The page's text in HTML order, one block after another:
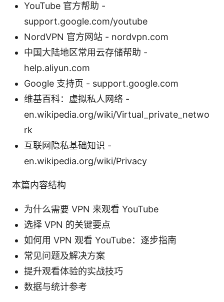
YouTube 官方帮助 -
support.google.com/youtube
NordVPN 官方网站 - nordvpn.com
中国大陆地区常用云存储帮助 -
help.aliyun.com
Google 支持页 - support.google.com
维基百科：虚拟私人网络 -
en.wikipedia.org/wiki/Virtual_private_netwo
rk
互联网隐私基础知识 -
en.wikipedia.org/wiki/Privacy
本篇内容结构
为什么需要 VPN 来观看 YouTube
选择 VPN 的关键要点
如何用 VPN 观看 YouTube：逐步指南
常见问题及解决方案
提升观看体验的实战技巧
数据与统计参考